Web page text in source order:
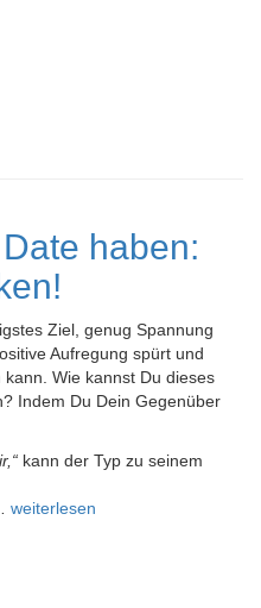
haben:
Ziel, genug Spannung
Aufregung spürt und
Wie kannst Du dieses
Indem Du Dein Gegenüber
kann der Typ zu seinem
weiterlesen